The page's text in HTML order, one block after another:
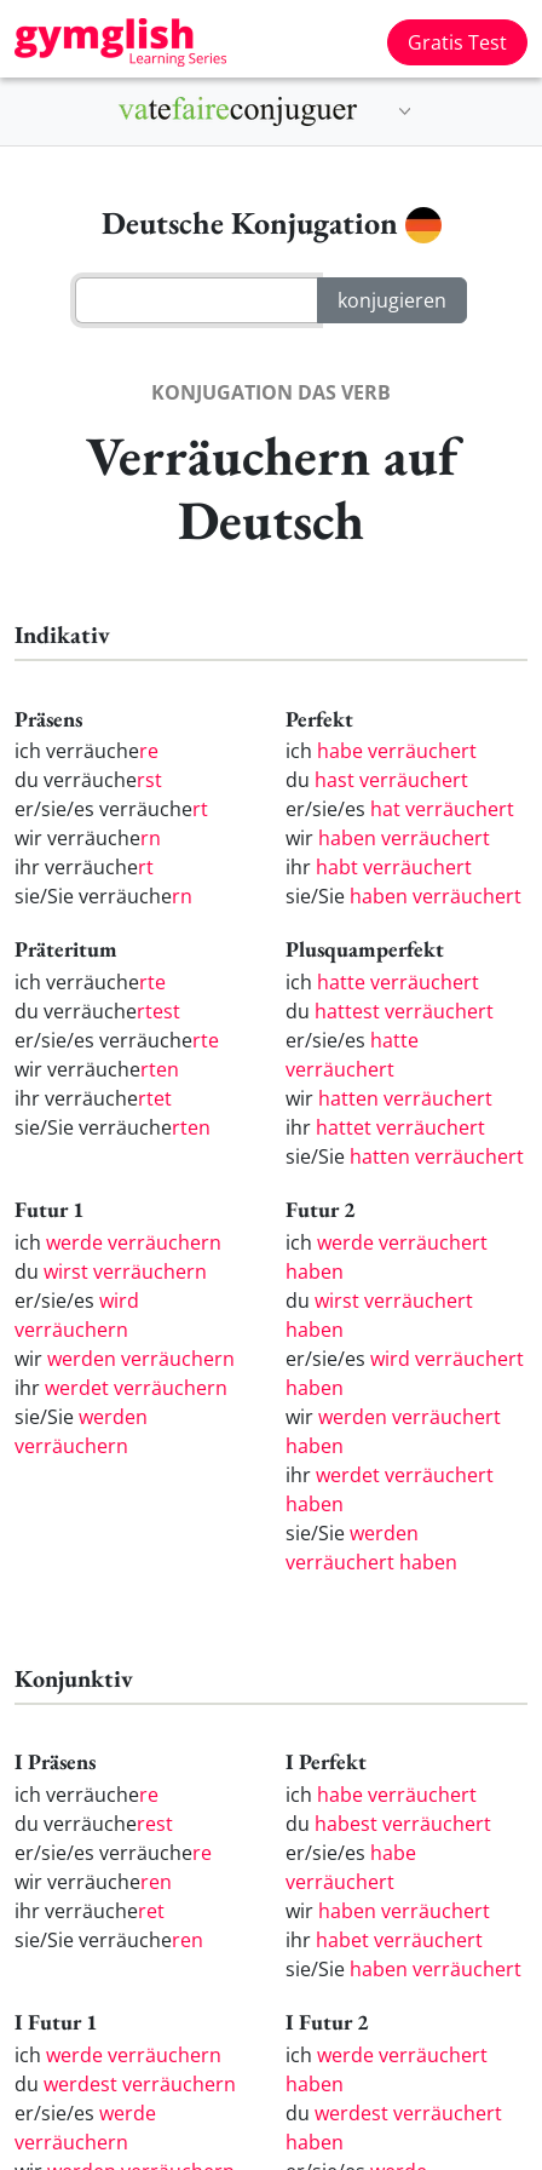
Gratis Test
Deutsche Konjugation
KONJUGATION DAS VERB
Verräuchern auf
Deutsch
Indikativ
Präsens
ich verräuchere
du verräucherst
er/sie/es verräuchert
wir verräuchern
ihr verräuchert
sie/Sie verräuchern
Perfekt
ich habe verräuchert
du hast verräuchert
er/sie/es hat verräuchert
wir haben verräuchert
ihr habt verräuchert
sie/Sie haben verräuchert
Präteritum
ich verräucherte
du verräuchertest
er/sie/es verräucherte
wir verräucherten
ihr verräuchertet
sie/Sie verräucherten
Plusquamperfekt
ich hatte verräuchert
du hattest verräuchert
er/sie/es hatte
verräuchert
wir hatten verräuchert
ihr hattet verräuchert
sie/Sie hatten verräuchert
Futur 1
ich werde verräuchern
du wirst verräuchern
er/sie/es wird
verräuchern
wirwerden verräuchern
ihrwerdet verräuchern
sie/Siewerden
verräuchern
Futur 2
ich werde verräuchert
haben
du wirst verräuchert
haben
er/sie/es wird verräuchert
haben
wirwerden verräuchert
haben
ihrwerdet verräuchert
haben
sie/Siewerden
verräuchert haben
Konjunktiv
I Präsens
ich verräuchere
du verräucherest
er/sie/es verräuchere
wir verräucheren
ihr verräucheret
sie/Sie verräucheren
I Perfekt
ich habe verräuchert
du habest verräuchert
er/sie/es habe
verräuchert
wir haben verräuchert
ihr habet verräuchert
sie/Sie haben verräuchert
I Futur 1
ich werde verräuchern
du werdest verräuchern
er/sie/es werde
verräuchern
I Futur 2
ich werde verräuchert
haben
du werdest verräuchert
haben